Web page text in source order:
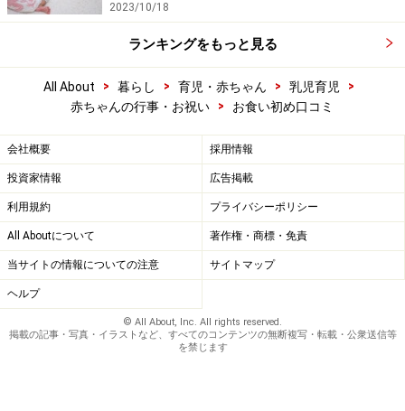
2023/10/18
ランキングをもっと見る
All About > 暮らし > 育児・赤ちゃん > 乳児育児
>
赤ちゃんの行事・お祝い
> お食い初め口コミ
会社概要 採用情報
投資家情報 広告掲載
利用規約 プライバシーポリシー
All Aboutについて 著作権・商標・免責
当サイトの情報についての注意 サイトマップ
ヘルプ
© All About, Inc. All rights reserved.
掲載の記事・写真・イラストなど、すべてのコンテンツの無断複写・転載・公衆送信等
を禁じます